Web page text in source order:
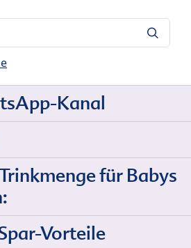
Kanal
für Babys
Vorteile